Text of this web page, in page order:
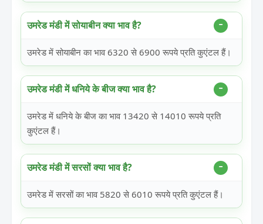
उमरेड मंडी में सोयाबीन क्या भाव है?
उमरेड में सोयाबीन का भाव 6320 से 6900 रूपये प्रति कुएंटल हैं।
उमरेड मंडी में धनिये के बीज क्या भाव है?
उमरेड में धनिये के बीज का भाव 13420 से 14010 रूपये प्रति
कुएंटल हैं।
उमरेड मंडी में सरसों क्या भाव है?
उमरेड में सरसों का भाव 5820 से 6010 रूपये प्रति कुएंटल हैं।